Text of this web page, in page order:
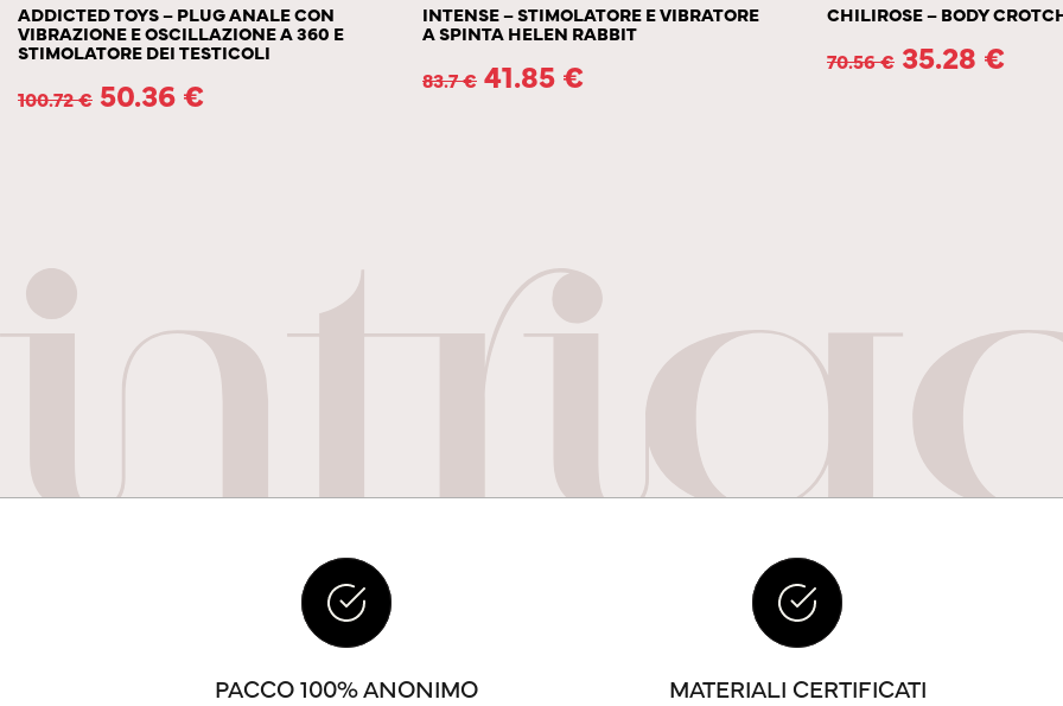
ADDICTED TOYS – PLUG ANALE CON
VIBRAZIONE E OSCILLAZIONE A 360 E
STIMOLATORE DEI TESTICOLI
100.72€ 50.36 €
INTENSE – STIMOLATORE E VIBRATORE
A SPINTA HELEN RABBIT
83.7€ 41.85 €
CHILIROSE – BODY
70.56€ 35.28 €
PACCO 100% ANONIMO MATERIALI CERTIFICATI